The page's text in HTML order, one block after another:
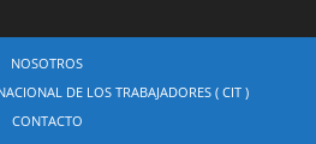
NOSOTROS
DE LOS TRABAJADORES ( CIT )
CONTACTO